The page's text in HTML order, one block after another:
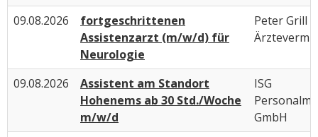
09.08.2026
fortgeschrittenen
Assistenzarzt (m/w/d) für
Neurologie
Peter Grill
09.08.2026
Assistent am Standort
Hohenems ab 30 Std./Woche
m/w/d
ISG
GmbH